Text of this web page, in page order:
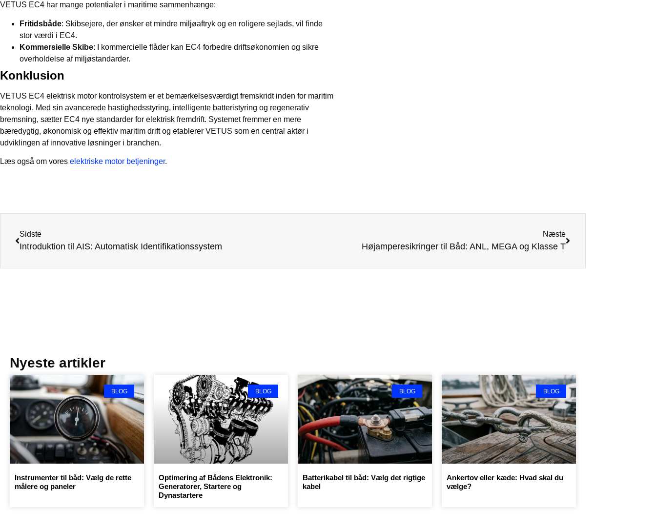
VETUS EC4 har mange potentialer i maritime sammenhænge:
Fritidsbåde: Skibsejere, der ønsker et mindre miljøaftryk og en roligere sejlads, vil finde
stor værdi i EC4.
Kommersielle Skibe: I kommercielle flåder kan EC4 forbedre driftsøkonomien og sikre
overholdelse af miljøstandarder.
Konklusion
VETUS EC4 elektrisk motor kontrolsystem er et bemærkelsesværdigt fremskridt inden for maritim
teknologi. Med sin avancerede hastighedsstyring, intelligente batteristyring og regenerativ
bremsning, sætter EC4 nye standarder for elektrisk fremdrift. Systemet fremmer en mere
bæredygtig, økonomisk og effektiv maritim drift og etablerer VETUS som en central aktør i
udviklingen af innovative løsninger i branchen.
Læs også om vores elektriske motor betjeninger.
Sidste
Introduktion til AIS: Automatisk Identifikationssystem
Næste
Højamperesikringer til Båd: ANL, MEGA og Klasse T
Nyeste artikler
BLOG
Instrumenter til båd: Vælg de rette
målere og paneler
BLOG
Optimering af Bådens Elektronik:
Generatorer, Startere og
Dynastartere
BLOG
Batterikabel til båd: Vælg det rigtige
kabel
BLOG
Ankertov eller kæde: Hvad skal du
vælge?